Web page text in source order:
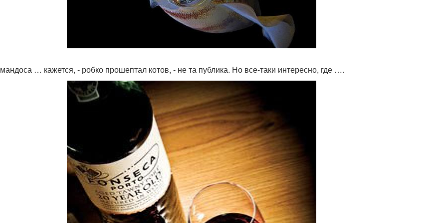
… кажется, - робко прошептал котов, - не та публика. Но все-таки интересно, где ….